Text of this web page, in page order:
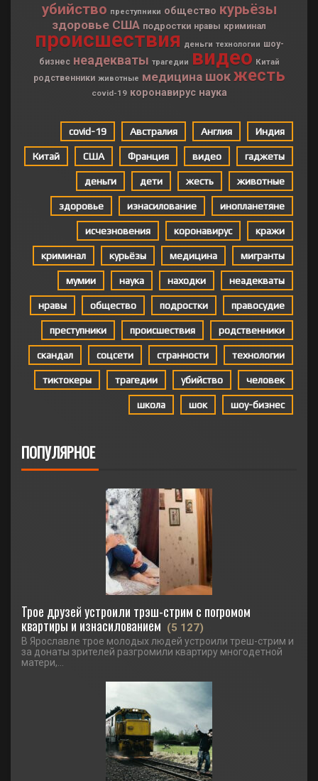
убийство преступники общество курьёзы
здоровье США подростки нравы криминал
происшествия деньги технологии шоу-
бизнес неадекваты трагедии видео Китай
родственники животные медицина шок жесть
covid-19 коронавирус наука
covid-19 Австралия Англия Индия
Китай США Франция видео гаджеты
деньги дети жесть животные
здоровье изнасилование инопланетяне
исчезновения коронавирус кражи
криминал курьёзы медицина мигранты
мумии наука находки неадекваты
нравы общество подростки правосудие
преступники происшествия родственники
скандал соцсети странности технологии
тиктокеры трагедии убийство человек
школа шок шоу-бизнес
ПОПУЛЯРНОЕ
Трое друзей устроили трэш-стрим с погромом
квартиры и изнасилованием (5 127)
В Ярославле трое молодых людей устроили треш-стрим и
за донаты зрителей разгромили квартиру многодетной
матери,...